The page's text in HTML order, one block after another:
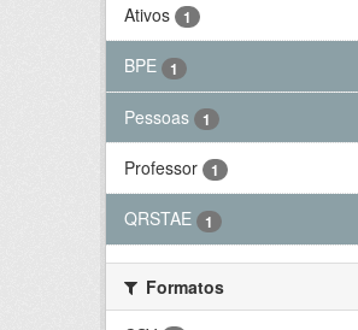
Ativos 1
BPE 1
Pessoas 1
Professor 1
QRSTAE 1
Formatos